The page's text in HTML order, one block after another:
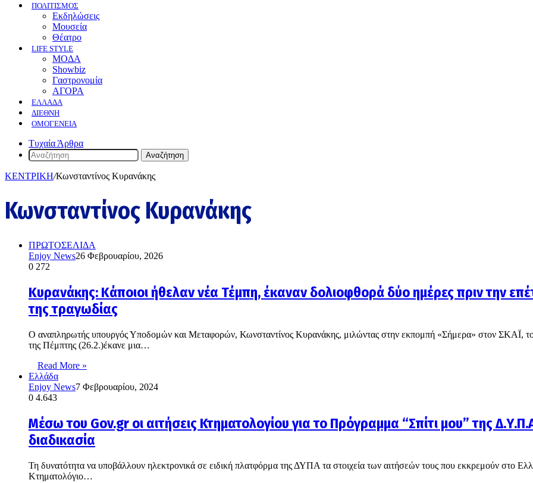
ΠΟΛΙΤΙΣΜΟΣ
Eκδηλώσεις
Mουσεία
Θέατρο
LIFE STYLE
ΜΟΔΑ
Showbiz
Γαστρονομία
ΑΓΟΡΑ
ΕΛΛΆΔΑ
ΔΙΕΘΝΉ
ΟΜΟΓΈΝΕΙΑ
Τυχαία Άρθρα
Αναζήτηση
ΚΕΝΤΡΙΚΗ/Κωνσταντίνος Κυρανάκης
Κωνσταντίνος Κυρανάκης
ΠΡΩΤΟΣΕΛΙΔΑ
Enjoy News26 Φεβρουαρίου, 2026
0 272
Κυρανάκης: Κάποιοι ήθελαν νέα Τέμπη, έκαναν δολιοφθορά δύο ημέρες πριν την
της τραγωδίας
O αναπληρωτής υπουργός Υποδομών και Μεταφορών, Κωνσταντίνος Κυρανάκης, μιλώντας στην εκπομπή «Σήμερα» στον ΣΚΑΪ,
της Πέμπτης (26.2.)έκανε μια…
Read More »
Ελλάδα
Enjoy News7 Φεβρουαρίου, 2024
0 4.643
Μέσω του Gov.gr οι αιτήσεις Κτηματολογίου για το Πρόγραμμα “Σπίτι μου” της
διαδικασία
Τη δυνατότητα να υποβάλλουν ηλεκτρονικά σε ειδική πλατφόρμα της ΔΥΠΑ τα στοιχεία των αιτήσεών τους που εκκρεμούν στο
Κτηματολόγιο…